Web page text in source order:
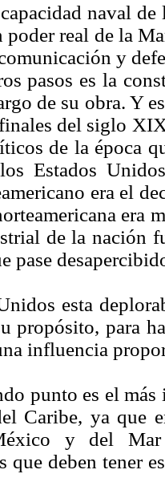
naval
poder real de la
y
pasos es la
de su obra. Y
del siglo
de la época
Estados
era el
era
de la nación
pase
esta
propósito, para
influencia
punto es el
Caribe, ya que
y del Mar
que deben tener